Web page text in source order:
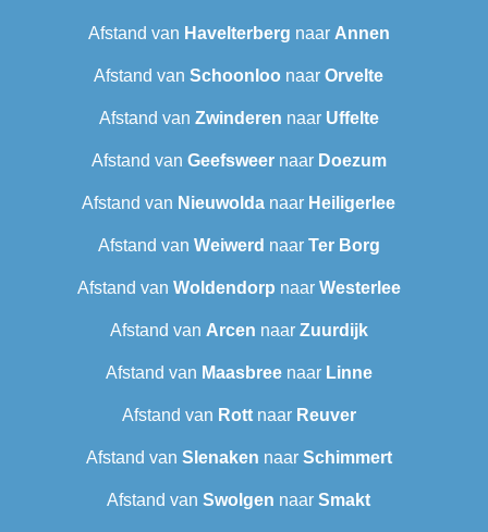
Afstand van Havelterberg naar Annen
Afstand van Schoonloo naar Orvelte
Afstand van Zwinderen naar Uffelte
Afstand van Geefsweernaar Doezum
Afstand van Nieuwolda naar Heiligerlee
Afstand van Weiwerd naar Ter Borg
Afstand van Woldendorp naar Westerlee
Afstand van Arcen naar Zuurdijk
Afstand van Maasbreenaar Linne
Afstand van Rottnaar Reuver
Afstand van Slenaken naar Schimmert
Afstand van Swolgen naar Smakt